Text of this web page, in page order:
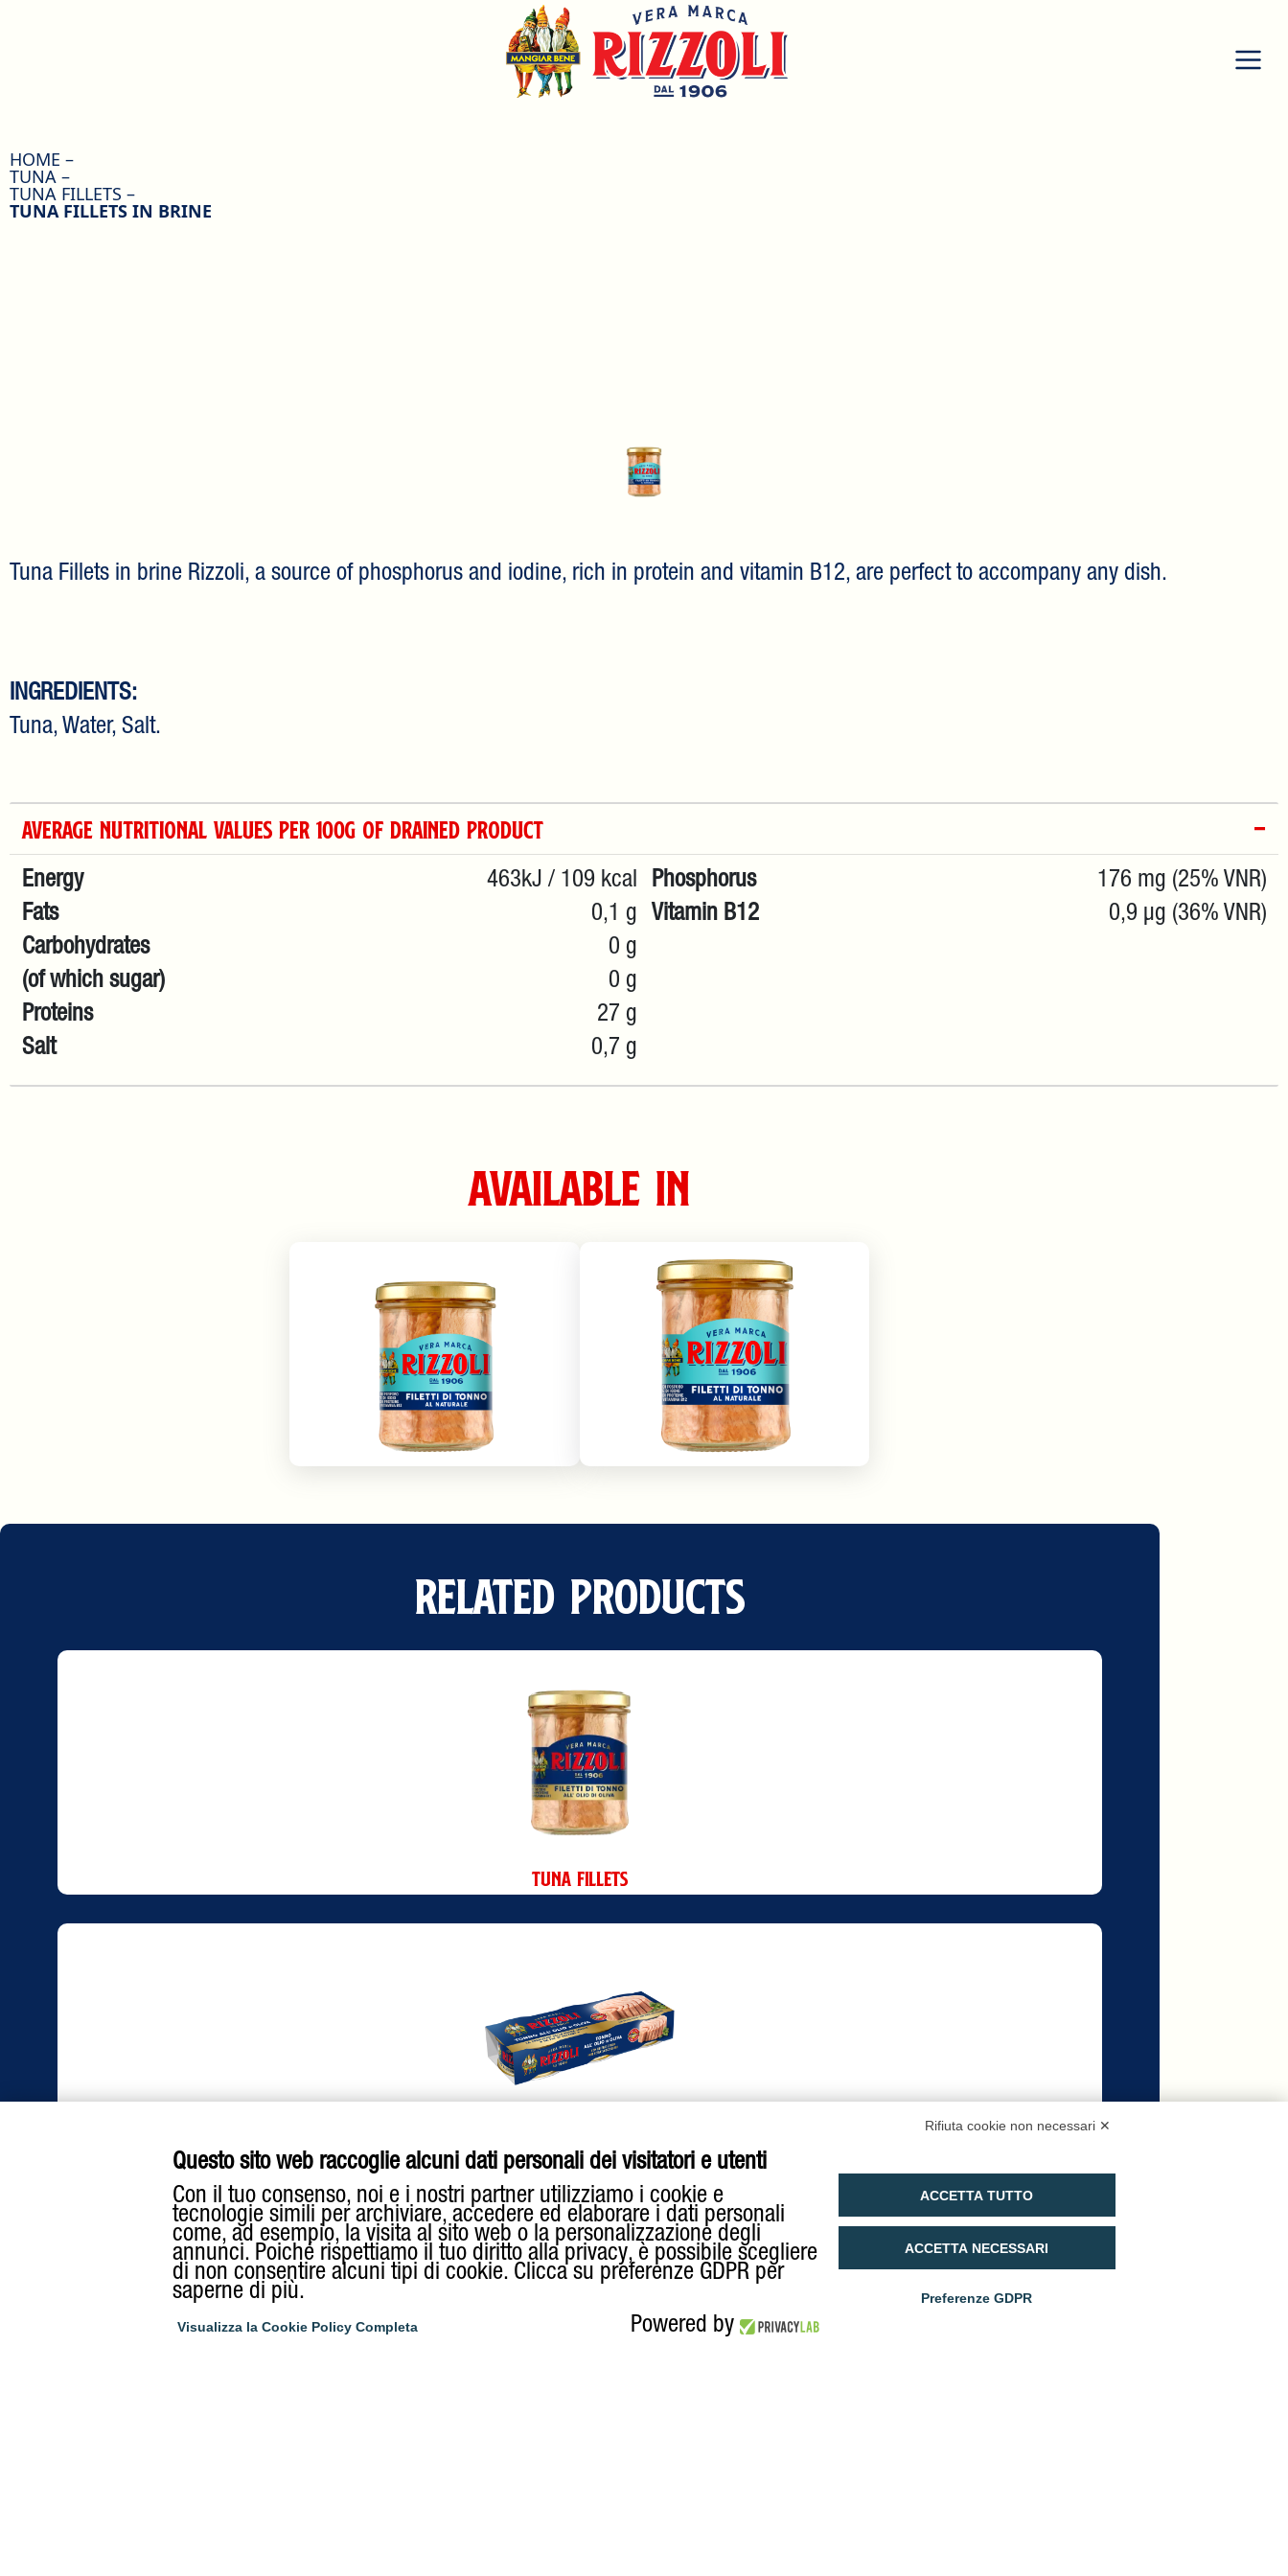
HOME
TUNA
TUNA FILLETS
TUNA FILLETS IN BRINE
Tuna Fillets in brine Rizzoli, a source of phosphorus and iodine, rich in protein and vitamin B12, are perfect to accompany any dish.
INGREDIENTS:
Tuna, Water, Salt.
AVERAGE NUTRITIONAL VALUES PER 100G OF DRAINED PRODUCT
Energy
463kJ / 109 kcal
Fats
0,1 g
Carbohydrates
0 g
(of which sugar)
0 g
Proteins
27 g
Salt
0,7 g
Phosphorus
176 mg (25% VNR)
Vitamin B12
0,9 μg (36% VNR)
Available in
Related Products
Tuna Fillets
Tuna in a Can
Rifiuta cookie non necessari ✕
Questo sito web raccoglie alcuni dati personali dei visitatori e utenti
Con il tuo consenso, noi e i nostri partner utilizziamo i cookie e
tecnologie simili per archiviare, accedere ed elaborare i dati personali
come, ad esempio, la visita al sito web o la personalizzazione degli
annunci. Poiché rispettiamo il tuo diritto alla privacy, è possibile scegliere
di non consentire alcuni tipi di cookie. Clicca su preferenze GDPR per
saperne di più.
Visualizza la Cookie Policy Completa Powered by
ACCETTA TUTTO
ACCETTA NECESSARI
Preferenze GDPR